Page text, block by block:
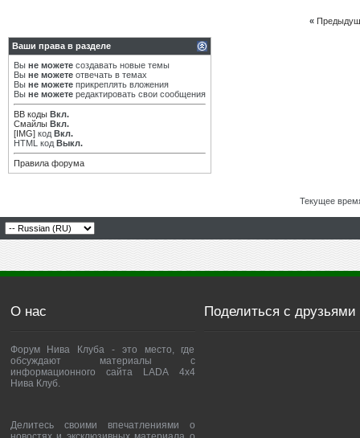
«
Ваши права в разделе
Вы не можете создавать новые темы
Вы не можете отвечать в темах
Вы не можете прикреплять вложения
Вы не можете редактировать свои сообщения
BB коды Вкл.
Смайлы Вкл.
[IMG] код Вкл.
HTML код Выкл.
Правила форума
Текущее
О нас
Форум Нива Клуба - это место, где
обсуждают материалы с
информационного сайта LADA 4x4
Нива Клуб.
Делитесь своими впечатлениями о
Поделиться с друзьями